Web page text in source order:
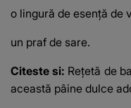
o lingură de esență de
un praf de sare.
Citeste si: Rețetă de
această pâine dulce